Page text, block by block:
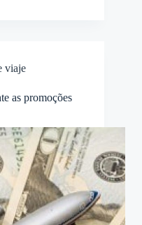
viaje
as promoções